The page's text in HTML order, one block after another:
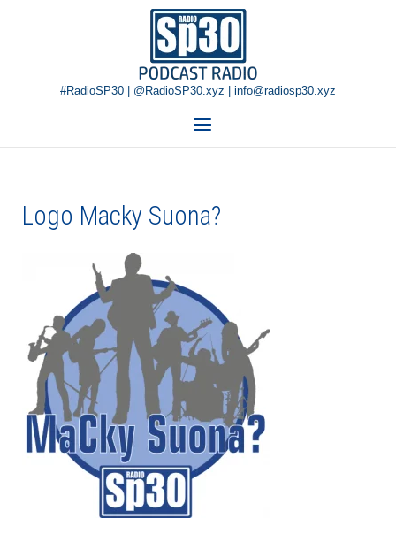
Home
#RadioSP30 | @RadioSP30.xyz | info@radiosp30.xyz
Menu
Logo Macky Suona?